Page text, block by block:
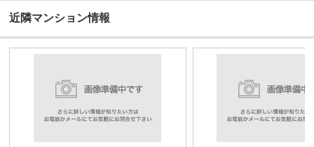
近隣マンション情報